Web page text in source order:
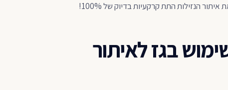
הנזילות התת קרקעיות בדיוק של 100%!
בגז לאיתור